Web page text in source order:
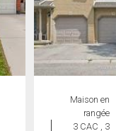
Maison en
rangée
3 CAC , 3